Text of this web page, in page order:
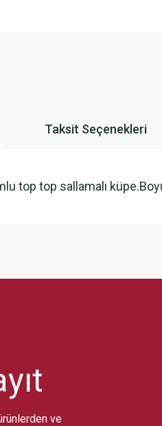
Taksit Seçenekleri
top top sallamalı
olmalı.
ve